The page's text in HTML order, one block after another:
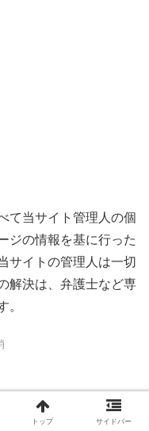
て当サイト管理人の個
ジの情報を基に行った
サイトの管理人は一切
解決は、弁護士など専
。
トップ サイドバー